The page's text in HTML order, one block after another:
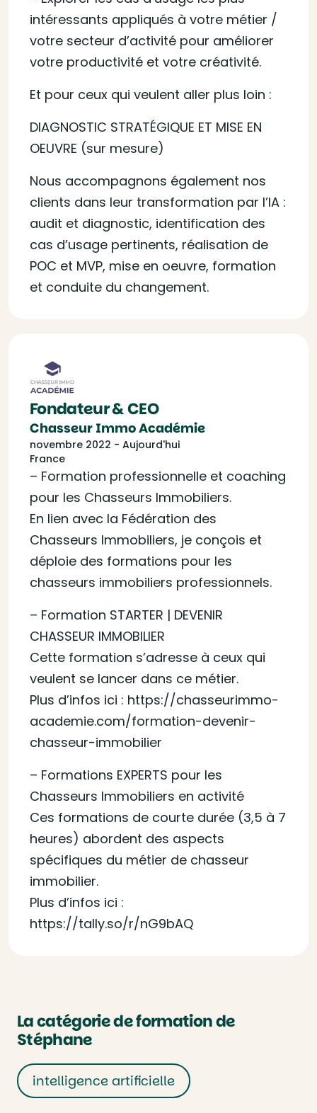
intéressants appliqués à votre métier /
votre secteur d’activité pour améliorer
votre productivité et votre créativité.
Et pour ceux qui veulent aller plus loin :
DIAGNOSTIC STRATÉGIQUE ET MISE EN
OEUVRE (sur mesure)
Nous accompagnons également nos
clients dans leur transformation par l’IA :
audit et diagnostic, identification des
cas d’usage pertinents, réalisation de
POC et MVP, mise en oeuvre, formation
et conduite du changement.
Fondateur & CEO
Chasseur Immo Académie
novembre 2022 - Aujourd'hui
France
– Formation professionnelle et coaching
pour les Chasseurs Immobiliers.
En lien avec la Fédération des
Chasseurs Immobiliers, je conçois et
déploie des formations pour les
chasseurs immobiliers professionnels.
– Formation STARTER | DEVENIR
CHASSEUR IMMOBILIER
Cette formation s’adresse à ceux qui
veulent se lancer dans ce métier.
Plus d’infos ici : https://chasseurimmo-
academie.com/formation-devenir-
chasseur-immobilier
– Formations EXPERTS pour les
Chasseurs Immobiliers en activité
Ces formations de courte durée (3,5 à 7
heures) abordent des aspects
spécifiques du métier de chasseur
immobilier.
Plus d’infos ici :
https://tally.so/r/nG9bAQ
La catégorie de formation de
Stéphane
intelligence artificielle